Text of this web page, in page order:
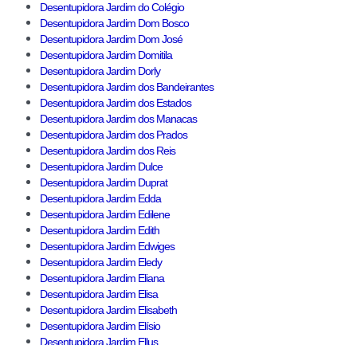
Desentupidora Jardim do Colégio
Desentupidora Jardim Dom Bosco
Desentupidora Jardim Dom José
Desentupidora Jardim Domitila
Desentupidora Jardim Dorly
Desentupidora Jardim dos Bandeirantes
Desentupidora Jardim dos Estados
Desentupidora Jardim dos Manacas
Desentupidora Jardim dos Prados
Desentupidora Jardim dos Reis
Desentupidora Jardim Dulce
Desentupidora Jardim Duprat
Desentupidora Jardim Edda
Desentupidora Jardim Edilene
Desentupidora Jardim Edith
Desentupidora Jardim Edwiges
Desentupidora Jardim Eledy
Desentupidora Jardim Eliana
Desentupidora Jardim Elisa
Desentupidora Jardim Elisabeth
Desentupidora Jardim Elísio
Desentupidora Jardim Ellus